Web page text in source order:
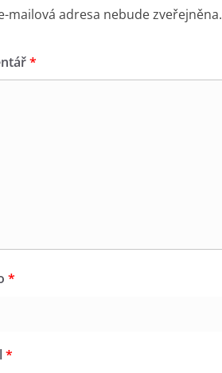
mailová adresa nebude zveřejněna.
*
*
*